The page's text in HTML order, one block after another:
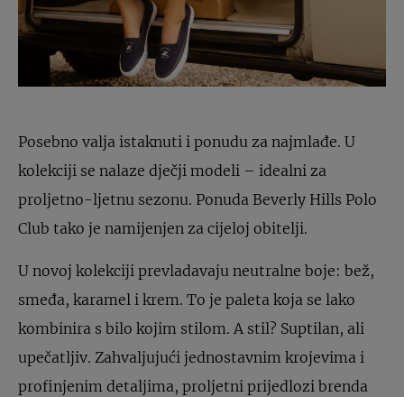
Posebno valja istaknuti i ponudu za najmlađe. U
kolekciji se nalaze dječji modeli – idealni za
proljetno-ljetnu sezonu. Ponuda Beverly Hills Polo
Club tako je namijenjen za cijeloj obitelji.
U novoj kolekciji prevladavaju neutralne boje: bež,
smeđa, karamel i krem. To je paleta koja se lako
kombinira s bilo kojim stilom. A stil? Suptilan, ali
upečatljiv. Zahvaljujući jednostavnim krojevima i
profinjenim detaljima, proljetni prijedlozi brenda